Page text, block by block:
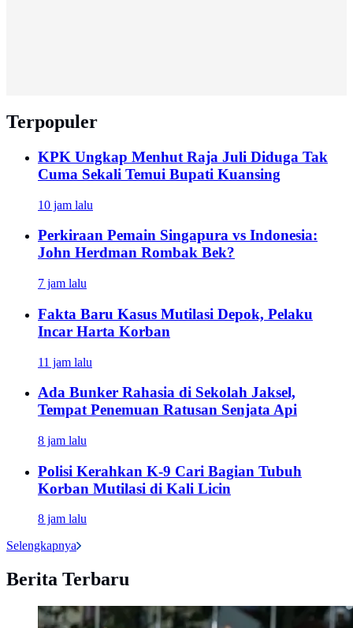
Terpopuler
KPK Ungkap Menhut Raja Juli Diduga Tak
Cuma Sekali Temui Bupati Kuansing
10 jam lalu
Perkiraan Pemain Singapura vs Indonesia:
John Herdman Rombak Bek?
7 jam lalu
Fakta Baru Kasus Mutilasi Depok, Pelaku
Incar Harta Korban
11 jam lalu
Ada Bunker Rahasia di Sekolah Jaksel,
Tempat Penemuan Ratusan Senjata Api
8 jam lalu
Polisi Kerahkan K-9 Cari Bagian Tubuh
Korban Mutilasi di Kali Licin
8 jam lalu
Selengkapnya
Berita Terbaru